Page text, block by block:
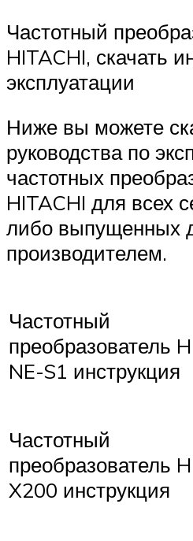
Частотный
HITACHI, скачать
эксплуатации
Ниже вы можете
руководства по
частотных
HITACHI для всех
либо выпущенных
производителем.
Частотный
преобразователь
NE-S1 инструкция
Частотный
преобразователь
X200 инструкция